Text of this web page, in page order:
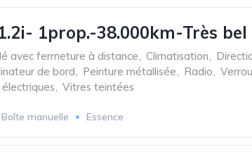
1prop.-38.000km-Très
avec fermeture à distance, Climatisation,
de bord, Peinture métallisée, Radio,
, Vitres teintées
Boîte manuelle Essence